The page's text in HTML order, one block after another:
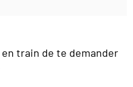
train de te demander